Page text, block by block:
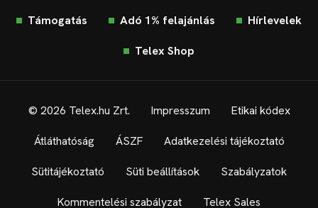
Támogatás Adó 1% felajánlás Hírlevelek
Telex Shop
© 2026 Telex.hu Zrt. Impresszum Etikai kódex
Átláthatóság ÁSZF Adatkezelési tájékoztató
Sütitájékoztató Süti beállítások Szabályzatok
Kommentelési szabályzat Telex Sales